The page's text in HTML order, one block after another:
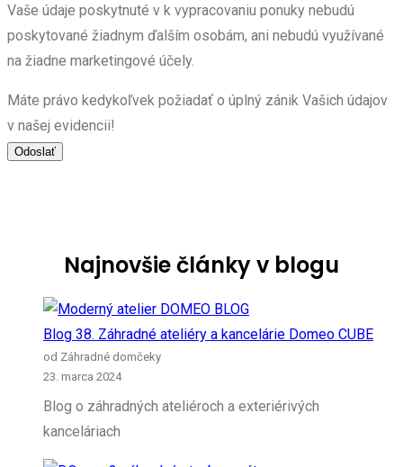
Vaše údaje poskytnuté v k vypracovaniu ponuky nebudú
poskytované žiadnym ďalším osobám, ani nebudú využívané
na žiadne marketingové účely.
Máte právo kedykoľvek požiadať o úplný zánik Vašich údajov
v našej evidencii!
Najnovšie články v blogu
Blog 38. Záhradné ateliéry a kancelárie Domeo CUBE
od Záhradné domčeky
23. marca 2024
Blog o záhradných ateliéroch a exteriérivých
kanceláriach